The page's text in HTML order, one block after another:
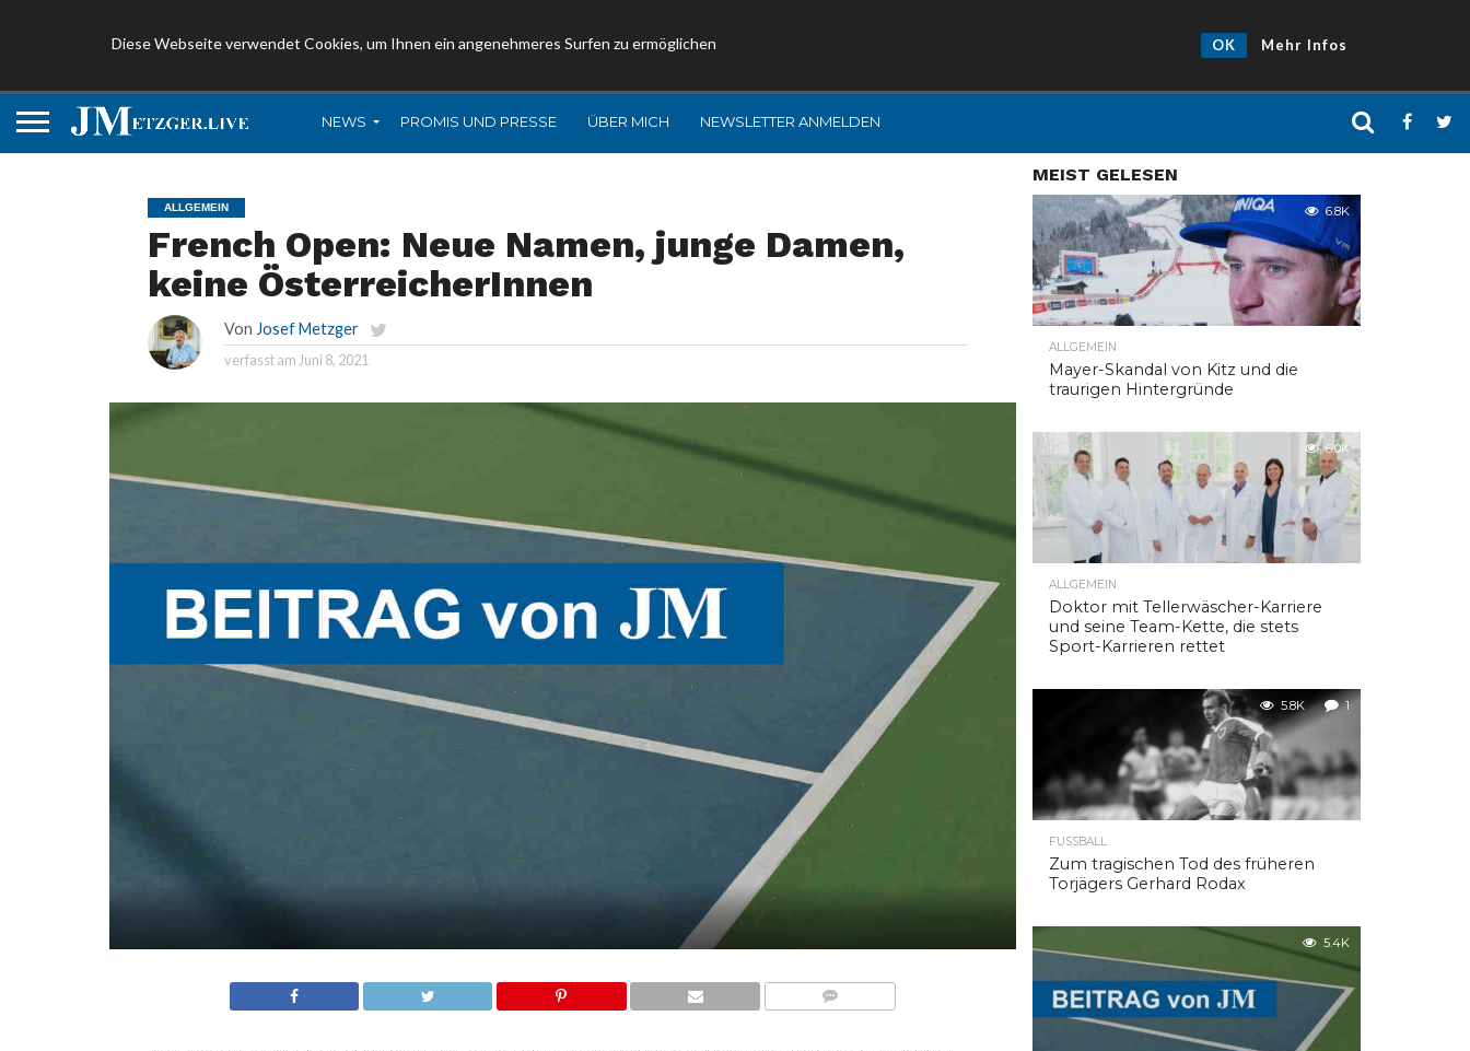
Diese Webseite verwendet Cookies, um Ihnen ein angenehmeres Surfen zu ermöglichen OK Mehr Infos
NEWS PROMIS UND PRESSE ÜBER MICH NEWSLETTER ANMELDEN
ALLGEMEIN
French Open: Neue Namen, junge Damen,
keine ÖsterreicherInnen
Von Josef Metzger
verfasst am Juni 8, 2021
MEIST GELESEN
6.8K
ALLGEMEIN
Mayer-Skandal von Kitz und die
traurigen Hintergründe
6.0K
ALLGEMEIN
Doktor mit Tellerwäscher-Karriere
und seine Team-Kette, die stets
Sport-Karrieren rettet
5.8K 1
FUSSBALL
Zum tragischen Tod des früheren
Torjägers Gerhard Rodax
5.4K